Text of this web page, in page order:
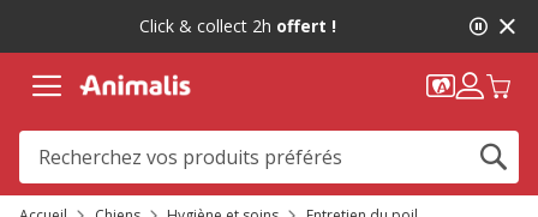
message,
Click & collect 2h offert !